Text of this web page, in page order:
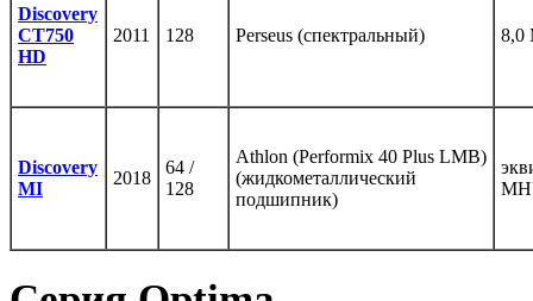
Discovery
CT750
HD
2011 128 Perseus (спектральный) 8,0
Discovery
MI
2018
64 /
128
Athlon (Performix 40 Plus LMB)
(жидкометаллический
подшипник)